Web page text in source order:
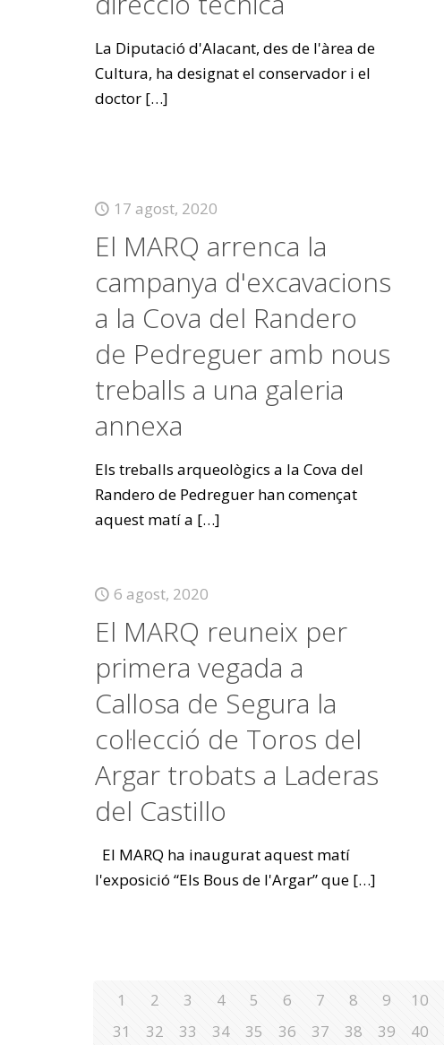
La Diputació d'Alacant, des de l'àrea de
Cultura, ha designat el conservador i el
doctor[…]
17 agost, 2020
El MARQ arrenca la
campanya d'excavacions
a la Cova del Randero
de Pedreguer amb nous
treballs a una galeria
annexa
Els treballs arqueològics a la Cova del
Randero de Pedreguer han començat
aquest matí a […]
6 agost, 2020
El MARQ reuneix per
primera vegada a
Callosa de Segura la
col·lecció de Toros del
Argar trobats a Laderas
del Castillo
El MARQ ha inaugurat aquest matí
l'exposició “Els Bous de l'Argar” que[…]
1 2 3 4 5 6 7 8 9 10
31
32 33 34 35 36 37 38 39 40